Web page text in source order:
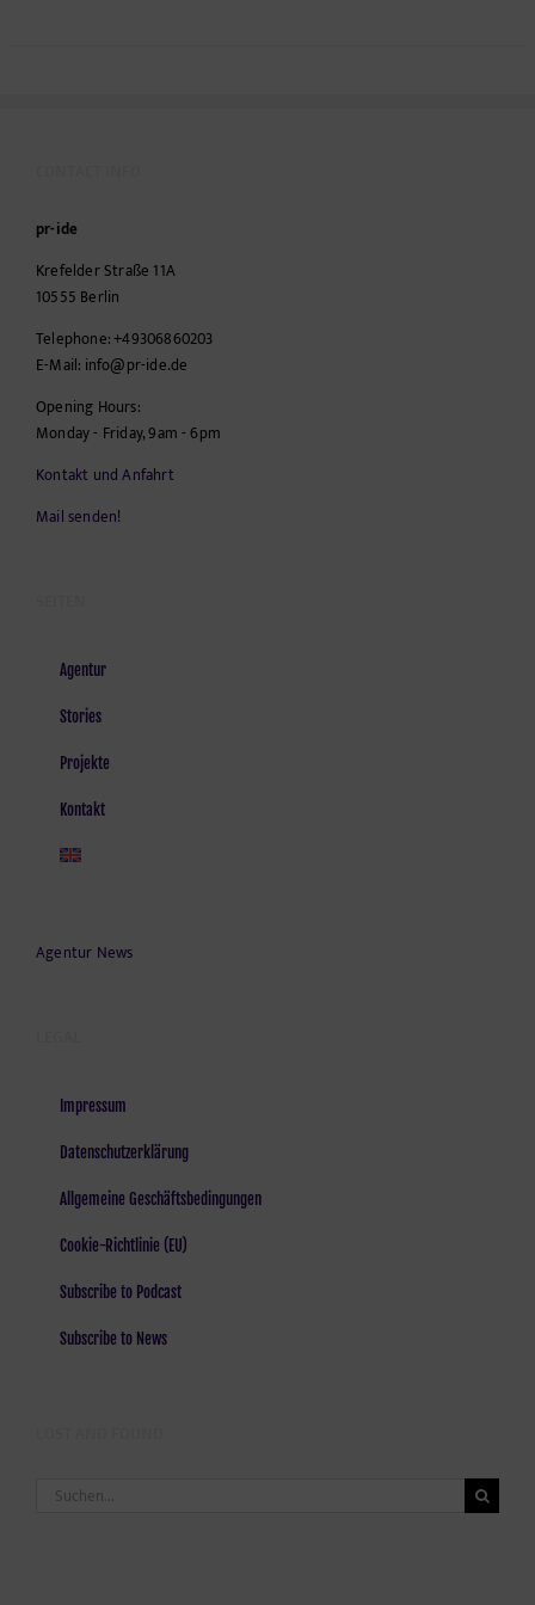
pr-ide
Krefelder Straße 11A
10555 Berlin
Telephone:+49306860203
E-Mail: info@pr-ide.de
Opening Hours:
Monday - Friday, 9am - 6pm
Kontakt und Anfahrt
Mail senden!
Agentur
Stories
Projekte
Kontakt
Agentur News
Impressum
Datenschutzerklärung
Allgemeine Geschäftsbedingungen
Cookie-Richtlinie (EU)
Subscribe to Podcast
Subscribe to News
Suche